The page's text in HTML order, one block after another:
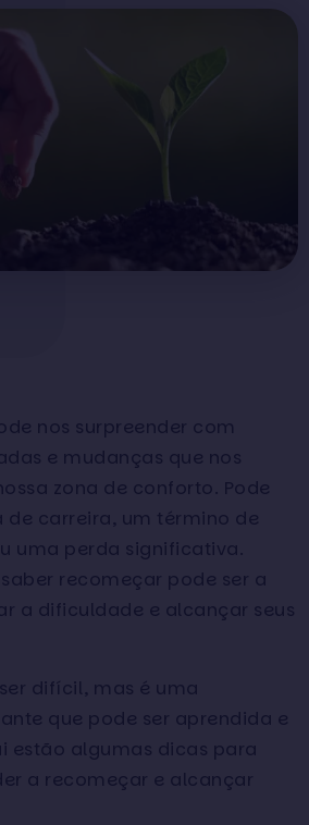
nos surpreender com
e mudanças que nos
zona de conforto. Pode
de carreira, um término de
uma perda significativa.
recomeçar pode ser a
a dificuldade e alcançar seus
difícil, mas é uma
que pode ser aprendida e
estão algumas dicas para
a recomeçar e alcançar